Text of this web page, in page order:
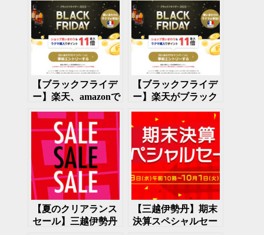
【ブラックフライデ
ー】楽天、amazonで
セール開催
【ブラックフライデ
ー】楽天がブラック
開催 11月21日～27
日
【夏のクリアランス
セール】三越伊勢丹
【三越伊勢丹】期末
決算スペシャルセー